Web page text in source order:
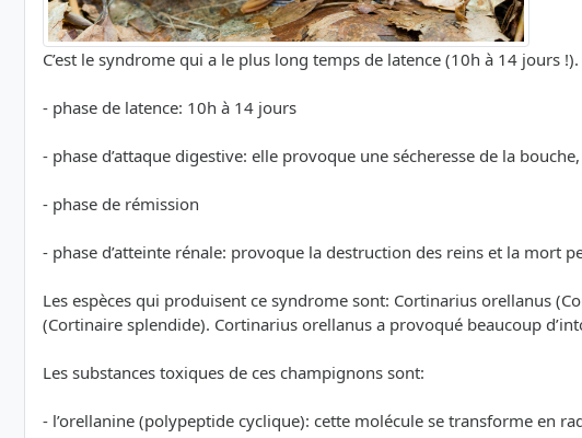
C’est le syndrome qui a le plus long temps de latence (10h à 14 jours
- phase de latence: 10h à 14 jours
- phase d’attaque digestive: elle provoque une sécheresse de la
- phase de rémission
- phase d’atteinte rénale: provoque la destruction des reins et la mort
Les espèces qui produisent ce syndrome sont: Cortinarius orellanus
(Cortinaire splendide). Cortinarius orellanus a provoqué beaucoup
Les substances toxiques de ces champignons sont:
- l’orellanine (polypeptide cyclique): cette molécule se transforme en